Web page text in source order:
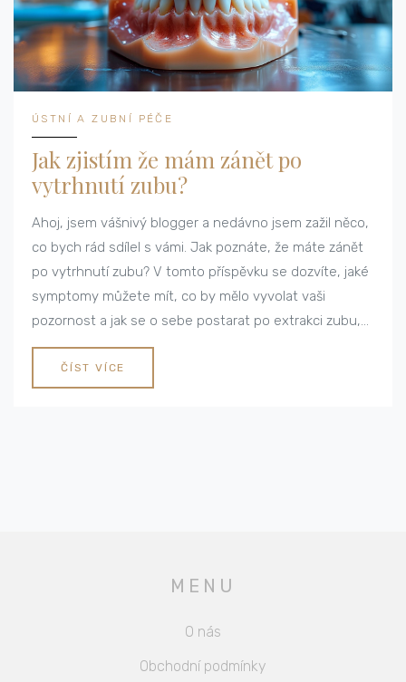
ÚSTNÍ A ZUBNÍ PÉČE
Jak zjistím že mám zánět po
vytrhnutí zubu?
Ahoj, jsem vášnivý blogger a nedávno jsem zažil něco,
co bych rád sdílel s vámi. Jak poznáte, že máte zánět
po vytrhnutí zubu? V tomto příspěvku se dozvíte, jaké
symptomy můžete mít, co by mělo vyvolat vaši
pozornost a jak se o sebe postarat po extrakci zubu,
aby se předešlo komplikacím. Přidejte se ke mně a
objevte, co jsem se naučil.
ČÍST VÍCE
MENU
O nás
Obchodní podmínky